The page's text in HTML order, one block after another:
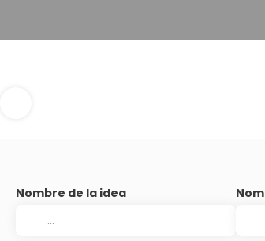
Nombre de la idea